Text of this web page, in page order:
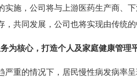
施，公司将与上游医药生产商、下
，共同发展，公司也将实现由传统
核心，打造个人及家庭健康管理
重的情况下，居民慢性病发病率呈